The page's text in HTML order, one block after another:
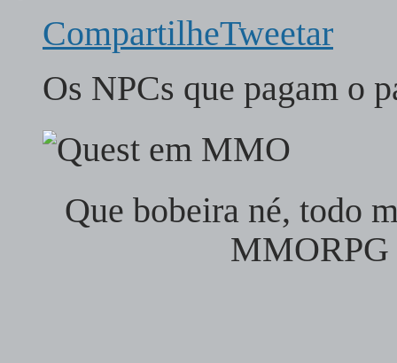
CompartilheTweetar
Os NPCs que pagam o
Que bobeira né, todo
MMORPG